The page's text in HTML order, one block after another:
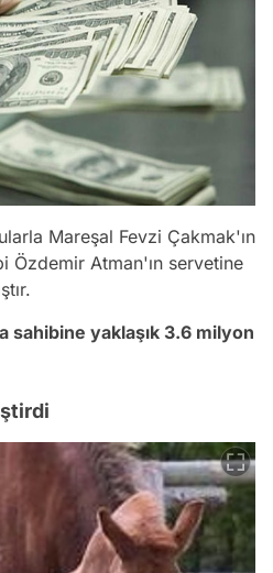
Mareşal Fevzi Çakmak'ın
Özdemir Atman'ın servetine
sahibine yaklaşık 3.6 milyon